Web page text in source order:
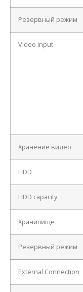
Резервный режим
Video input
Хранение видео
HDD
HDD capacity
Хранилище
Резервный режим
External Connection